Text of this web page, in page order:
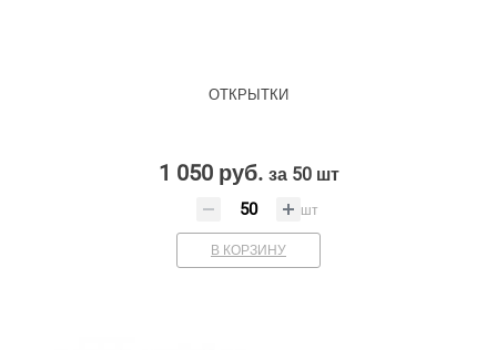
ОТКРЫТКИ
1 050 руб. за 50 шт
шт
В КОРЗИНУ